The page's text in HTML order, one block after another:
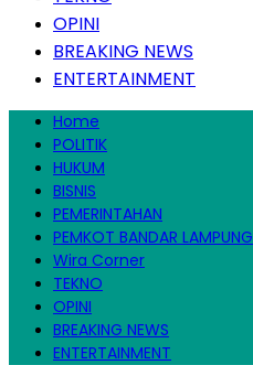
OPINI
BREAKING NEWS
ENTERTAINMENT
Home
POLITIK
HUKUM
BISNIS
PEMERINTAHAN
PEMKOT BANDAR LAMPUNG
Wira Corner
TEKNO
OPINI
BREAKING NEWS
ENTERTAINMENT